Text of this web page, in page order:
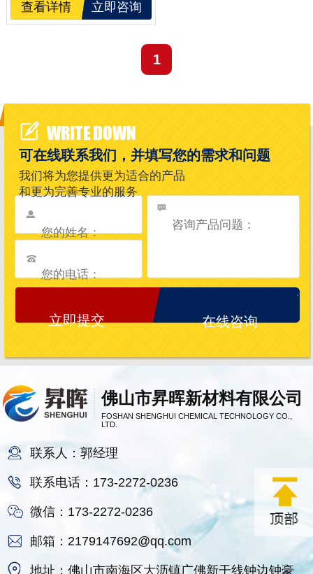
查看详情
立即咨询
1
佛山市昇晖新材料有限公司
FOSHAN SHENGHUI CHEMICAL TECHNOLOGY CO.,
LTD.
联系人：郭经理
联系电话：173-2272-0236
微信：173-2272-0236
邮箱：2179147692@qq.com
地址：佛山市南海区大沥镇广佛新干线钟边钟豪
WRITE DOWN
可在线联系我们，并填写您的需求和问题
我们将为您提供更为适合的产品
和更为完善专业的服务
在线咨询